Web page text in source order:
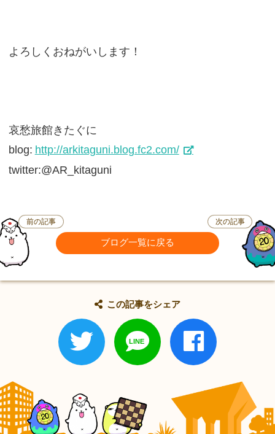
よろしくおねがいします！
哀愁旅館きたぐに
blog: http://arkitaguni.blog.fc2.com/
twitter:@AR_kitaguni
前の記事
ブログ一覧に戻る
次の記事
この記事をシェア